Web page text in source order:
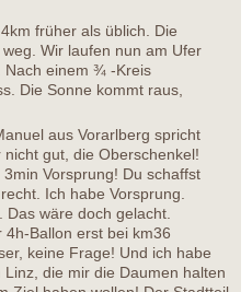
früher als üblich. Die
Wir laufen nun am Ufer
Nach einem ¾ -Kreis
Die Sonne kommt raus,
aus Vorarlberg spricht
nicht gut, die Oberschenkel!
Vorsprung! Du schaffst
Ich habe Vorsprung.
Das wäre doch gelacht.
Ballon erst bei km36
keine Frage! Und ich habe
die mir die Daumen halten